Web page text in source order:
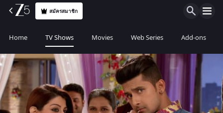
สมัครสมาชิก
Home TV Shows Movies Web Series Add-ons